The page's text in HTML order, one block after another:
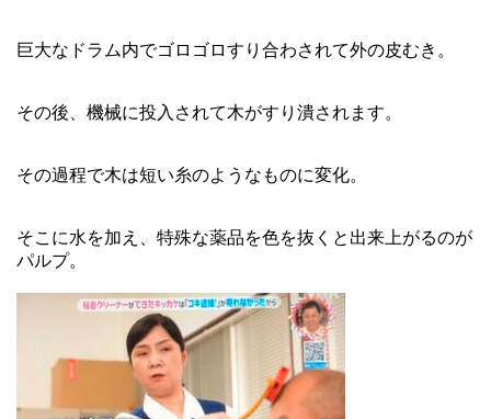
巨大なドラム内でゴロゴロすり合わされて外の皮むき。
その後、機械に投入されて木がすり潰されます。
その過程で木は短い糸のようなものに変化。
そこに水を加え、特殊な薬品を色を抜くと出来上がるのが
パルプ。